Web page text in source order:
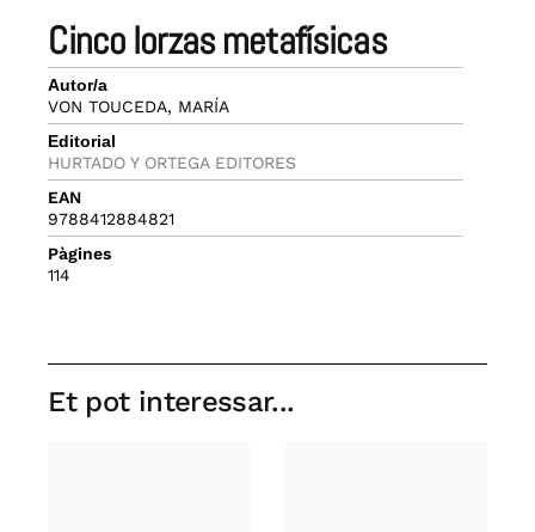
cinco lorzas metafísicas
Autor/a
VON TOUCEDA, MARÍA
Editorial
HURTADO Y ORTEGA EDITORES
EAN
9788412884821
Pàgines
114
Et pot interessar...